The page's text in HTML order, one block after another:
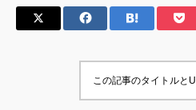
この記事のタイトルと